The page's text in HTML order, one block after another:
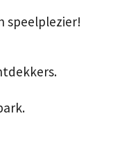
speelplezier!